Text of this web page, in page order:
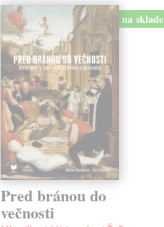
na sklade
Pred bránou do
večnosti